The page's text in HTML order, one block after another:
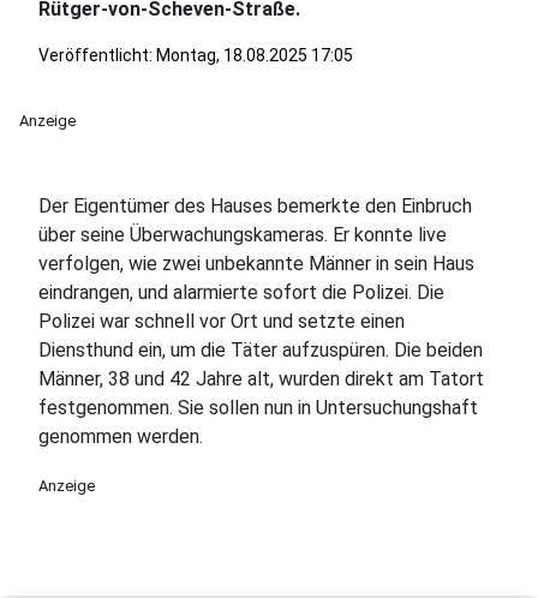
Rütger-von-Scheven-Straße.
Veröffentlicht: Montag, 18.08.2025 17:05
Anzeige
Der Eigentümer des Hauses bemerkte den Einbruch
über seine Überwachungskameras. Er konnte live
verfolgen, wie zwei unbekannte Männer in sein Haus
eindrangen, und alarmierte sofort die Polizei. Die
Polizei war schnell vor Ort und setzte einen
Diensthund ein, um die Täter aufzuspüren. Die beiden
Männer, 38 und 42 Jahre alt, wurden direkt am Tatort
festgenommen. Sie sollen nun in Untersuchungshaft
genommen werden.
Anzeige